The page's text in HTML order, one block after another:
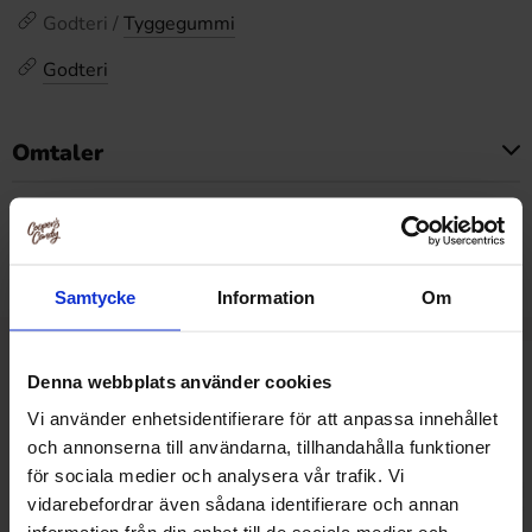
Samtycke Information Om
Denna webbplats använder cookies
Vi använder enhetsidentifierare för att anpassa innehållet
och annonserna till användarna, tillhandahålla funktioner
för sociala medier och analysera vår trafik. Vi
vidarebefordrar även sådana identifierare och annan
Godteri / Tyggegummi
Godteri
Omtaler
Dette produktet har ingen anmeldelser
Prishistorikk
Relaterte produkter